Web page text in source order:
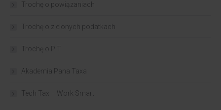
Trochę o powiązaniach​
Trochę o zielonych podatkach
Trochę o PIT
Akademia Pana Taxa
Tech Tax – Work Smart